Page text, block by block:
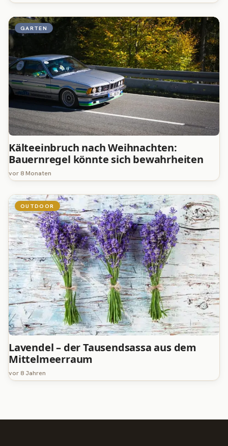
GARTEN
Kälteeinbruch nach Weihnachten:
Bauernregel könnte sich bewahrheiten
vor 8 Monaten
OUTDOOR
Lavendel – der Tausendsassa aus dem
Mittelmeerraum
vor 8 Jahren